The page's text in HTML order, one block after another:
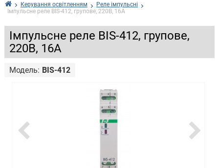
Керування освітленням
Реле імпульсні
Імпульсне реле BIS-412, групове, 220В, 16А
Імпульсне реле BIS-412, групове,
220В, 16А
Модель: BIS-412